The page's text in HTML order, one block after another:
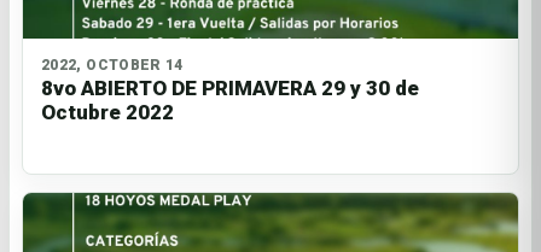
2022, OCTOBER 14
8vo ABIERTO DE PRIMAVERA 29 y 30 de
Octubre 2022